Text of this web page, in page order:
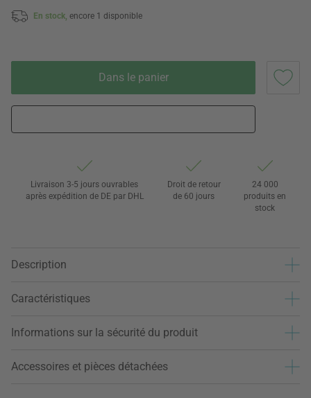
En stock, encore 1 disponible
Dans le panier
Livraison 3-5 jours ouvrables
après expédition de DE par DHL
Droit de retour
de 60 jours
24 000
produits en
stock
Description
Caractéristiques
Informations sur la sécurité du produit
Accessoires et pièces détachées